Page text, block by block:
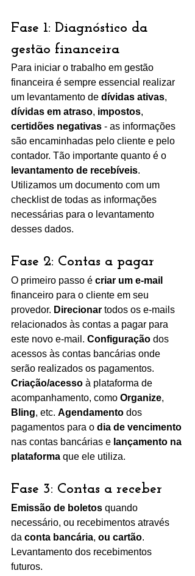
Fase 1: Diagnóstico da
gestão financeira
Para iniciar o trabalho em gestão
financeira é sempre essencial realizar
um levantamento de dívidas ativas,
dívidas em atraso, impostos,
certidões negativas - as informações
são encaminhadas pelo cliente e pelo
contador. Tão importante quanto é o
levantamento de recebíveis.
Utilizamos um documento com um
checklist de todas as informações
necessárias para o levantamento
desses dados.
Fase 2: Contas a pagar
O primeiro passo é criar um e-mail
financeiro para o cliente em seu
provedor. Direcionar todos os e-mails
relacionados às contas a pagar para
este novo e-mail. Configuração dos
acessos às contas bancárias onde
serão realizados os pagamentos.
Criação/acesso à plataforma de
acompanhamento, como Organize,
Bling, etc. Agendamento dos
pagamentos para o dia de vencimento
nas contas bancárias e lançamento na
plataforma que ele utiliza.
Fase 3: Contas a receber
Emissão de boletos quando
necessário, ou recebimentos através
da conta bancária, ou cartão.
Levantamento dos recebimentos
futuros.